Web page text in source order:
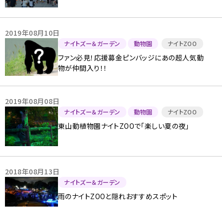
2019年08月10日
ナイトズー＆ガーデン 動物園 ナイトZOO
ファン必見！応援募金ピンバッジにあの超人気動
物が仲間入り！！
2019年08月08日
ナイトズー＆ガーデン 動物園 ナイトZOO
東山動植物園ナイトZOOで「楽しい夏の夜」
2018年08月13日
ナイトズー＆ガーデン
雨のナイトZOOと隠れおすすめスポット